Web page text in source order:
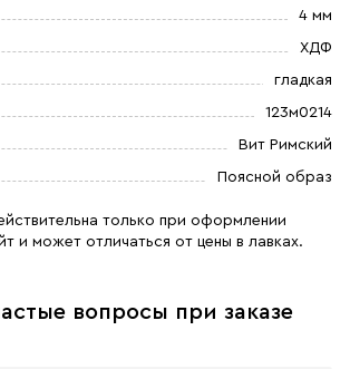
4 мм
ХДФ
гладкая
123м0214
Вит Римский
Поясной образ
только при оформлении
и может отличаться от цены в лавках.
вопросы при заказе